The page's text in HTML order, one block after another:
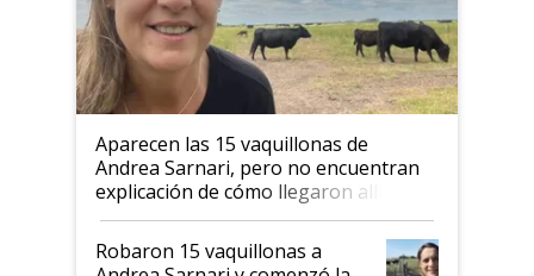
Aparecen las 15 vaquillonas de
Andrea Sarnari, pero no encuentran
explicación de cómo llegaron allí
Robaron 15 vaquillonas a